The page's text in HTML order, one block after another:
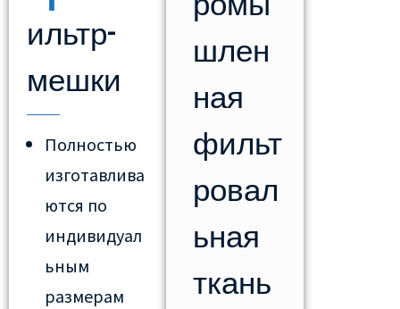
ильтр-
мешки
Полностью
изготавлива
ются по
индивидуал
ьным
размерам
шлен
ная
фильт
ровал
ьная
ткань